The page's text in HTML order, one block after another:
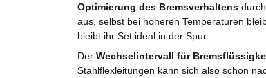
Optimierung des Bremsverhaltens
aus, selbst bei höheren Temperaturen
bleibt ihr Set ideal in der Spur.
Der Wechselintervall für
Stahlflexleitungen kann sich also schon